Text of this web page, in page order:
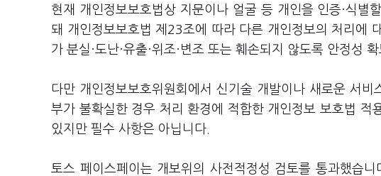
현재 개인정보보호법상 지문이나 얼굴 등 개인을 인증·식별
돼 개인정보보호법 제23조에 따라 다른 개인정보의 처리에
가 분실·도난·유출·위조·변조 또는 훼손되지 않도록 안정성
다만 개인정보보호위원회에서 신기술 개발이나 새로운 서
부가 불확실한 경우 처리 환경에 적합한 개인정보 보호법
있지만 필수 사항은 아닙니다.
토스 페이스페이는 개보위의 사전적정성 검토를 통과했습